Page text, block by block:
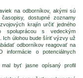
na odborníkov, akými sú
dostupné zoznamy
krajín určiť jedného
s vedeckým
Ich úlohou bude šíriť výzvy už
odborníkov reagovať na
informácie o potenciálnych
byť jasne opísaný profil